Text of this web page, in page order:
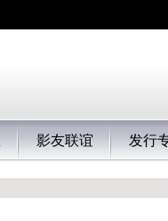
影友联谊 发行